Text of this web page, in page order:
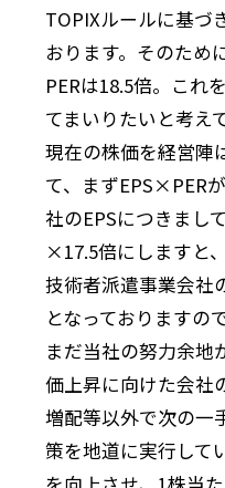
TOPIXルールに基づ
おります。そのため
PERは18.5倍。これ
てまいりたいと考え
現在の株価を経営陣
て、まずEPS×PER
社のEPSにつきまし
×17.5倍にしますと
技術者派遣事業会社
となっておりますの
まだ当社の努力余地
価上昇に向けた会社
増配等以外で次の一
策を地道に実行して